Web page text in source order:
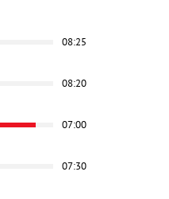
08:25
08:20
07:00
07:30